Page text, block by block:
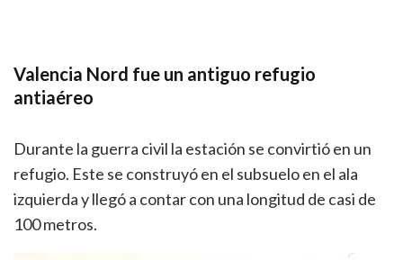
Valencia Nord fue un antiguo refugio
antiaéreo
Durante la guerra civil la estación se convirtió en un
refugio. Este se construyó en el subsuelo en el ala
izquierda y llegó a contar con una longitud de casi de
100 metros.